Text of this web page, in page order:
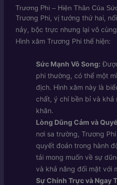
Trương Phi – Hiện Thân Của
Trương Phi, vị tướng thứ hai,
nảy, bộc trực nhưng lại vô
Hình xăm Trương Phi thể hiện:
Sức Mạnh Vô Song:
phi thường, có thể một
địch. Hình xăm này là
chất, ý chí bền bỉ và khả
khăn.
Lòng Dũng Cảm và
nơi sa trường, Trương
quyết đoán trong hành
tải mong muốn về sự
và khả năng đối mặt với
Sự Chính Trực và Ngay